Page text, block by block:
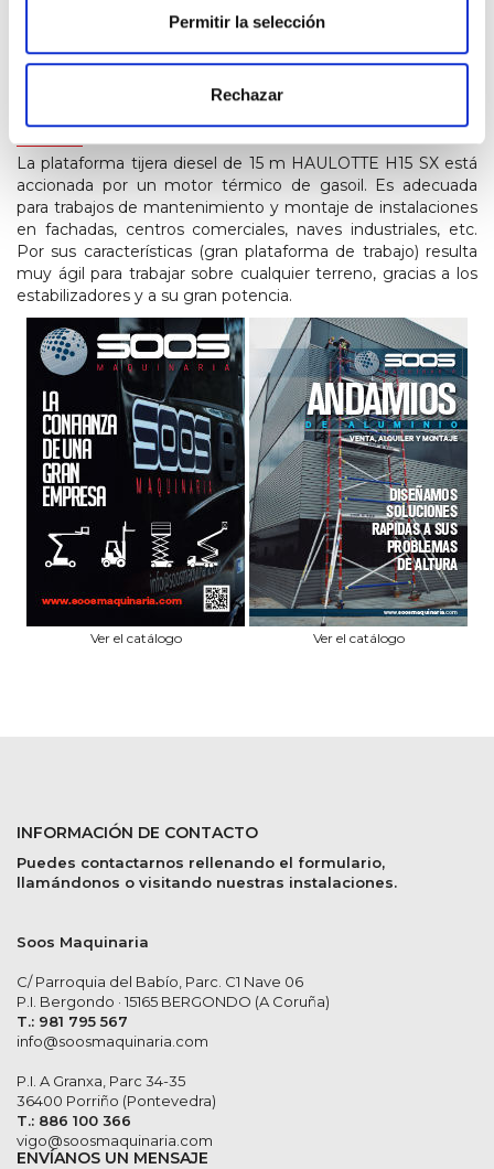
Permitir la selección
Rechazar
INFORMACIÓN
La plataforma tijera diesel de 15 m HAULOTTE H15 SX está
accionada por un motor térmico de gasoil. Es adecuada
para trabajos de mantenimiento y montaje de instalaciones
en fachadas, centros comerciales, naves industriales, etc.
Por sus características (gran plataforma de trabajo) resulta
muy ágil para trabajar sobre cualquier terreno, gracias a los
estabilizadores y a su gran potencia.
Ver el catálogo Ver el catálogo
INFORMACIÓN DE CONTACTO
Puedes contactarnos rellenando el formulario,
llamándonos o visitando nuestras instalaciones.
Soos Maquinaria
C/ Parroquia del Babío, Parc. C1 Nave 06
P.I. Bergondo · 15165 BERGONDO (A Coruña)
T.: 981 795 567
info@soosmaquinaria.com
P.I. A Granxa, Parc 34-35
36400 Porriño (Pontevedra)
T.: 886 100 366
vigo@soosmaquinaria.com
ENVÍANOS UN MENSAJE